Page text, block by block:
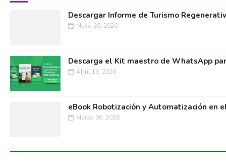
Descargar Informe de Turismo
Mayo 20, 2026
Descarga el Kit maestro de WhatsApp
Abril 13, 2026
eBook Robotización y Automatización en
Marzo 06, 2026